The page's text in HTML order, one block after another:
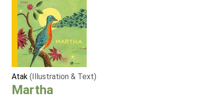
Atak (Illustration & Text)
Martha